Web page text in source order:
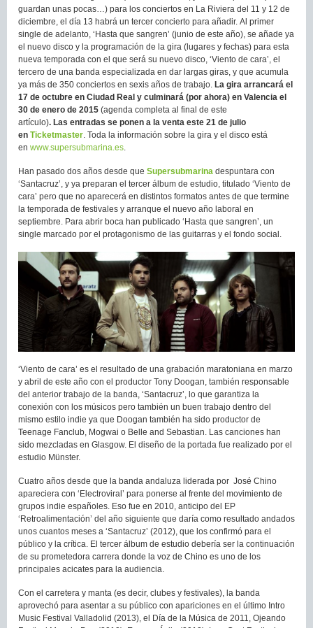
guardan unas pocas…) para los conciertos en La Riviera del 11 y 12 de
diciembre, el día 13 habrá un tercer concierto para añadir. Al primer
single de adelanto, ‘Hasta que sangren’ (junio de este año), se añade ya
el nuevo disco y la programación de la gira (lugares y fechas) para esta
nueva temporada con el que será su nuevo disco, ‘Viento de cara’, el
tercero de una banda especializada en dar largas giras, y que acumula
ya más de 350 conciertos en sexis años de trabajo. La gira arrancará el
17 de octubre en Ciudad Real y culminará (por ahora) en Valencia el
30 de enero de 2015 (agenda completa al final de este
artículo). Las entradas se ponen a la venta este 21 de julio
en Ticketmaster . Toda la información sobre la gira y el disco está
en www.supersubmarina.es
Han pasado dos años desde que Supersubmarina despuntara con
‘Santacruz’, y ya preparan el tercer álbum de estudio, titulado ‘Viento de
cara’ pero que no aparecerá en distintos formatos antes de que termine
la temporada de festivales y arranque el nuevo año laboral en
septiembre. Para abrir boca han publicado ‘Hasta que sangren’, un
single marcado por el protagonismo de las guitarras y el fondo social.
‘Viento de cara’ es el resultado de una grabación maratoniana en marzo
y abril de este año con el productor Tony Doogan, también responsable
del anterior trabajo de la banda, ‘Santacruz’, lo que garantiza la
conexión con los músicos pero también un buen trabajo dentro del
mismo estilo indie ya que Doogan también ha sido productor de
Teenage Fanclub, Mogwai o Belle and Sebastian. Las canciones han
sido mezcladas en Glasgow. El diseño de la portada fue realizado por el
estudio Münster.
Cuatro años desde que la banda andaluza liderada por José Chino
apareciera con ‘Electroviral’ para ponerse al frente del movimiento de
grupos indie españoles. Eso fue en 2010, anticipo del EP
‘Retroalimentación’ del año siguiente que daría como resultado andados
unos cuantos meses a ‘Santacruz’ (2012), que los confirmó para el
público y la crítica. El tercer álbum de estudio debería ser la continuación
de su prometedora carrera donde la voz de Chino es uno de los
principales acicates para la audiencia.
Con el carretera y manta (es decir, clubes y festivales), la banda
aprovechó para asentar a su público con apariciones en el último Intro
Music Festival Valladolid (2013), el Día de la Música de 2011, Ojeando